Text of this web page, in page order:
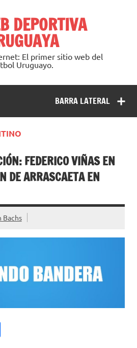
DEPORTIVA
El primer sitio web del
Uruguayo.
BARRA LATERAL
FEDERICO VIÑAS EN
DE ARRASCAETA EN
Bachs